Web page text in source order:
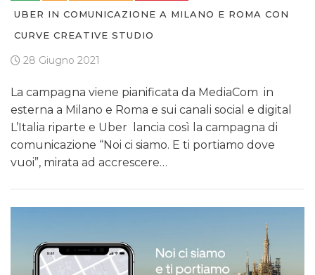
UBER IN COMUNICAZIONE A MILANO E ROMA CON
CURVE CREATIVE STUDIO
28 Giugno 2021
La campagna viene pianificata da MediaCom in
esterna a Milano e Roma e sui canali social e digital
L’Italia riparte e Uber lancia così la campagna di
comunicazione “Noi ci siamo. E ti portiamo dove
vuoi”, mirata ad accrescere…